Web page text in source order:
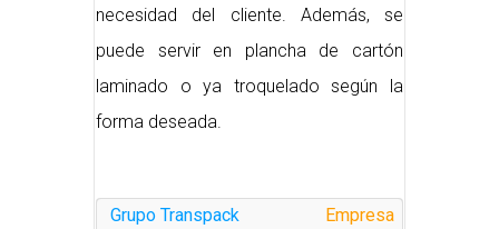
necesidad del cliente. Además, se
puede servir en plancha de cartón
laminado o ya troquelado según la
forma deseada.
Empresa
Grupo Transpack